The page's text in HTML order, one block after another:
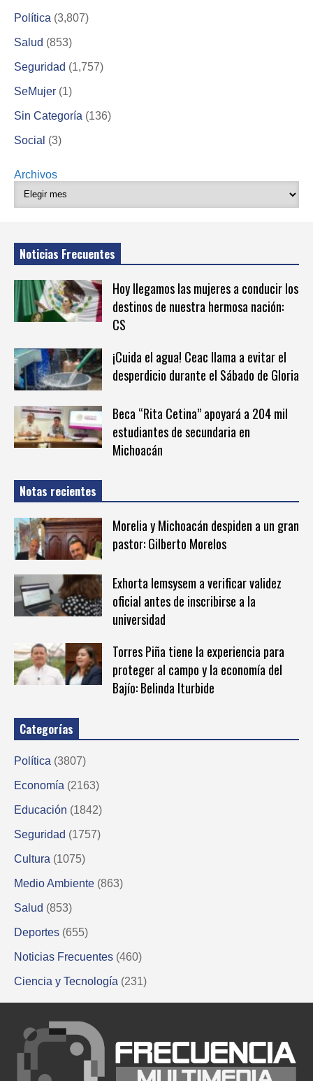
Política (3,807)
Salud (853)
Seguridad (1,757)
SeMujer (1)
Sin Categoría (136)
Social (3)
Archivos
Noticias Frecuentes
Hoy llegamos las mujeres a conducir los
destinos de nuestra hermosa nación:
CS
¡Cuida el agua! Ceac llama a evitar el
desperdicio durante el Sábado de Gloria
Beca “Rita Cetina” apoyará a 204 mil
estudiantes de secundaria en
Michoacán
Notas recientes
Morelia y Michoacán despiden a un gran
pastor: Gilberto Morelos
Exhorta Iemsysem a verificar validez
oficial antes de inscribirse a la
universidad
Torres Piña tiene la experiencia para
proteger al campo y la economía del
Bajío: Belinda Iturbide
Categorías
Política (3807)
Economía (2163)
Educación (1842)
Seguridad (1757)
Cultura (1075)
Medio Ambiente (863)
Salud (853)
Deportes (655)
Noticias Frecuentes (460)
Ciencia y Tecnología (231)